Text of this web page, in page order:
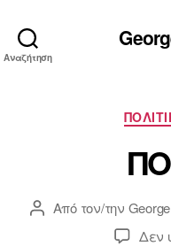
Αναζήτηση
Συντάκτης
Από τον/την
Δεν